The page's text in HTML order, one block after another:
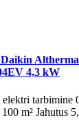
4,3 kW
tarbimine
m² Jahutus